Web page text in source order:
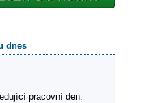
dnes
pracovní den.